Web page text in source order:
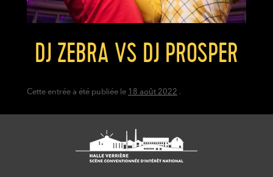
DJ ZEBRA VS DJ PROSPER
Cette entrée a été publiée le 18 août 2022 .